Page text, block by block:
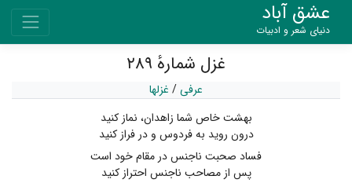
عشق آباد
دنیای شعر و ادبیات
غزل شمارهٔ ۲۸۹
عرفی/ غزلها
بهشت خاص شما زاهدان، نماز کنید
درون روید به فردوس و در فراز کنید
فساد صحبت ناجنس در مقام خود است
پس از مصاحب ناجنس احتراز کنید